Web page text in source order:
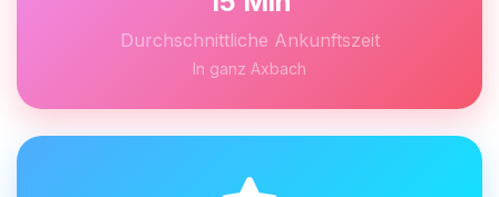
Durchschnittliche Ankunftszeit
In ganz Axbach